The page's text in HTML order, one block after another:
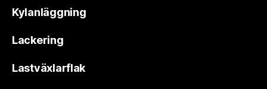
Kylanläggning
Lackering
Lastväxlarflak